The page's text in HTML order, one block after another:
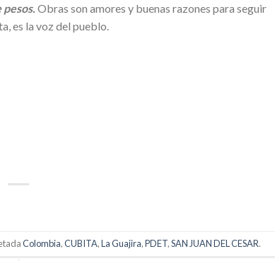
Obras son amores y buenas razones para seguir
es la voz del pueblo.
Colombia,CUBITA,La Guajira,PDET,SAN JUAN DEL CESAR.